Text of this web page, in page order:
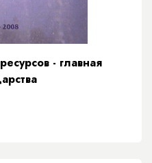
- главная